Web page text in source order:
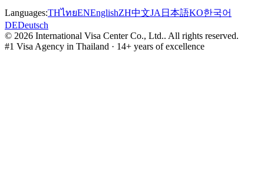
Languages:THไทยENEnglishZH中文JA 日本語KO한국어
DEDeutsch
© 2026 International Visa Center Co., Ltd.. All rights reserved.
#1 Visa Agency in Thailand · 14+ years of excellence